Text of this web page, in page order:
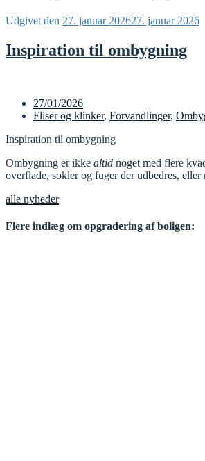
Udgivet den 27. januar 202627. januar 2026
Inspiration til ombygning
27/01/2026
Fliser og klinker, Forvandlinger,
Inspiration til ombygning
Ombygning er ikke altid noget med flere
overflade, sokler og fuger der udbedres, eller
alle nyheder
Flere indlæg om opgradering af boligen: